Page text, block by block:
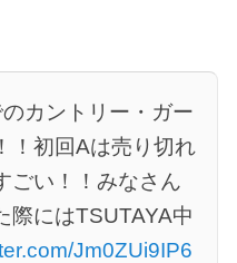
カントリー・ガー
！初回Aは売り切れ
ごい！！みなさん
際にはTSUTAYA中
Jm0ZUi9IP6